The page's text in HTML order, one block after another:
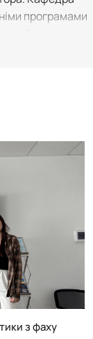
програмами
увага
науковий
готують
участі
США,
для участі
та
плани
забезпечує
є базою
з фаху